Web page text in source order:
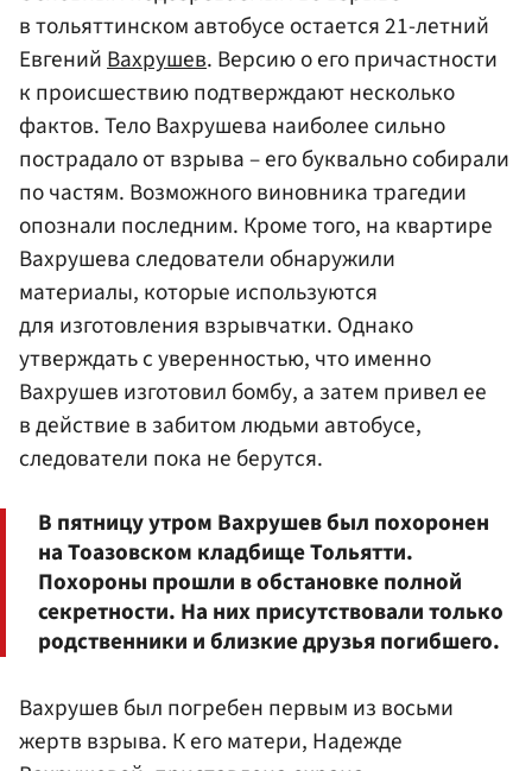
в тольяттинском автобусе остается 21-летний
Евгений Вахрушев. Версию о его причастности
к происшествию подтверждают несколько
фактов. Тело Вахрушева наиболее сильно
пострадало от взрыва – его буквально собирали
по частям. Возможного виновника трагедии
опознали последним. Кроме того, на квартире
Вахрушева следователи обнаружили
материалы, которые используются
для изготовления взрывчатки. Однако
утверждать с уверенностью, что именно
Вахрушев изготовил бомбу, а затем привел ее
в действие в забитом людьми автобусе,
следователи пока не берутся.
В пятницу утром Вахрушев был похоронен
на Тоазовском кладбище Тольятти.
Похороны прошли в обстановке полной
секретности. На них присутствовали только
родственники и близкие друзья погибшего.
Вахрушев был погребен первым из восьми
жертв взрыва. К его матери, Надежде